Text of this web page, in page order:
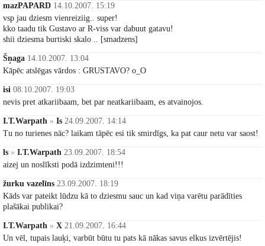
mazPAPARD 14.10.2007. 15:19
vsp jau dziesm vienreiziig.. super!
kko taadu tik Gustavo ar R-viss var dabuut gatavu!
shii dziesma burtiski skalo .. [smadzens]
Šņaga 14.10.2007. 13:04
Kāpēc atslēgas vārdos : GRUSTAVO? o_O
isi 08.10.2007. 19:03
nevis pret atkariibaam, bet par neatkariibaam, es atvainojos.
I.T.Warpath » Is 24.09.2007. 14:14
Tu no turienes nāc? laikam tāpēc esi tik smirdīgs, ka pat caur netu var saost!
ls » I.T.Warpath 23.09.2007. 18:54
aizej un noslīksti podā izdzimteni!!!
žurku vazelīns 23.09.2007. 18:19
Kāds var pateikt lūdzu kā to dziesmu sauc un kad viņa varētu parādīties
plašākai publikai?
I.T.Warpath » X 21.09.2007. 16:44
Un vēl, tupais lauķi, varbūt būtu tu pats kā nākas savus elkus izvērtējis!